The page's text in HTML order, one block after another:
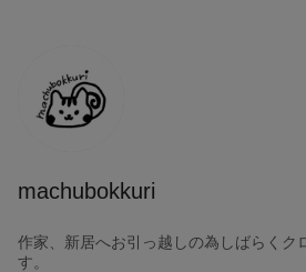
machubokkuri
作家、新居へお引っ越しの為しばらくク
す。